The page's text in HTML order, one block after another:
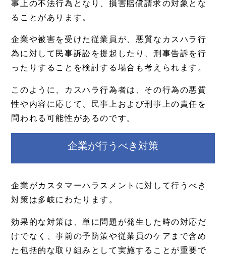
事上の不法行為となり、損害賠償請求の対象とな
ることがあります。
企業や被害を受けた従業員が、悪質なカスハラ行
為に対して民事訴訟を提起したり、刑事告訴を行
ったりすることを検討する場合も考えられます。
このように、カスハラ行為者は、その行為の悪質
性や内容に応じて、民事上および刑事上の責任を
問われる可能性があるのです。
企業が行うべき対策
企業がカスタマーハラスメントに対して行うべき
対策は多岐にわたります。
効果的な対策は、単に問題が発生した時の対応だ
けでなく、事前の予防策や従業員のケアまで含め
た包括的な取り組みとして実施することが重要で